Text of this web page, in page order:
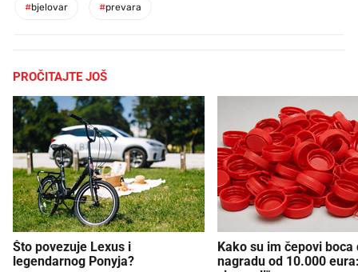
#bjelovar #prevara
PROČITAJTE JOŠ
Što povezuje Lexus i
legendarnog Ponyja?
Kako su im čepovi boca
nagradu od 10.000